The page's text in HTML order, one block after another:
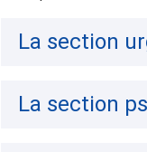
La section
La section